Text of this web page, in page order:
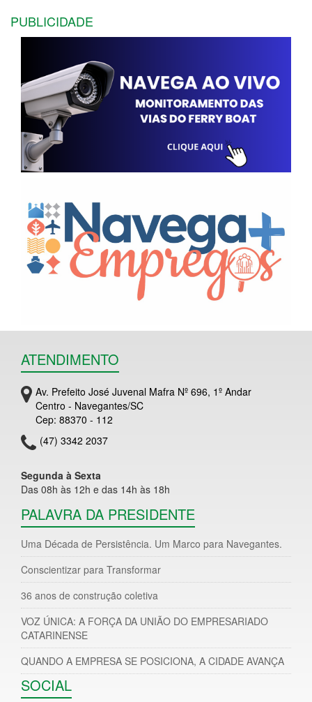
PUBLICIDADE
ATENDIMENTO
Av. Prefeito José Juvenal Mafra Nº 696, 1º Andar
Centro - Navegantes/SC
Cep: 88370 - 112
(47) 3342 2037
Segunda à Sexta
Das 08h às 12h e das 14h às 18h
PALAVRA DA PRESIDENTE
Uma Década de Persistência. Um Marco para Navegantes.
Conscientizar para Transformar
36 anos de construção coletiva
VOZ ÚNICA: A FORÇA DA UNIÃO DO EMPRESARIADO
CATARINENSE
QUANDO A EMPRESA SE POSICIONA, A CIDADE AVANÇA
SOCIAL